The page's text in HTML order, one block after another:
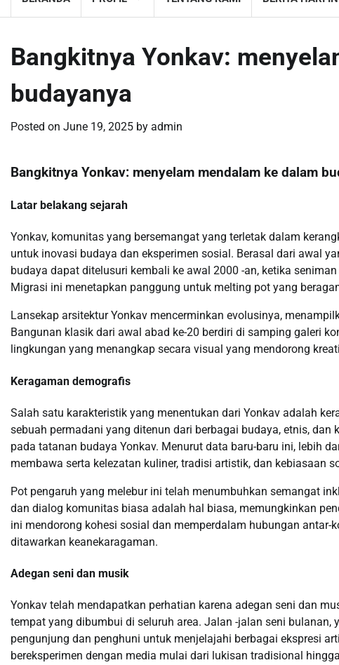
Bangkitnya Yonkav:
budayanya
Posted on June 19, 2025 by admin
Bangkitnya Yonkav: menyelam mendalam ke dalam
Latar belakang sejarah
Yonkav, komunitas yang bersemangat yang terletak dalam
untuk inovasi budaya dan eksperimen sosial. Berasal dari awal
budaya dapat ditelusuri kembali ke awal 2000 -an, ketika
Migrasi ini menetapkan panggung untuk melting pot yang
Lansekap arsitektur Yonkav mencerminkan evolusinya,
Bangunan klasik dari awal abad ke-20 berdiri di samping galeri
lingkungan yang menangkap secara visual yang mendorong
Keragaman demografis
Salah satu karakteristik yang menentukan dari Yonkav adalah
sebuah permadani yang ditenun dari berbagai budaya, etnis,
pada tatanan budaya Yonkav. Menurut data baru-baru ini, lebih
membawa serta kelezatan kuliner, tradisi artistik, dan kebiasaan
Pot pengaruh yang melebur ini telah menumbuhkan semangat
dan dialog komunitas biasa adalah hal biasa, memungkinkan
ini mendorong kohesi sosial dan memperdalam hubungan
ditawarkan keanekaragaman.
Adegan seni dan musik
Yonkav telah mendapatkan perhatian karena adegan seni dan
tempat yang dibumbui di seluruh area. Jalan -jalan seni
pengunjung dan penghuni untuk menjelajahi berbagai ekspresi
bereksperimen dengan media mulai dari lukisan tradisional